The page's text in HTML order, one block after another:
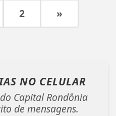
2 »
NO CELULAR
Capital Rondônia
de mensagens.